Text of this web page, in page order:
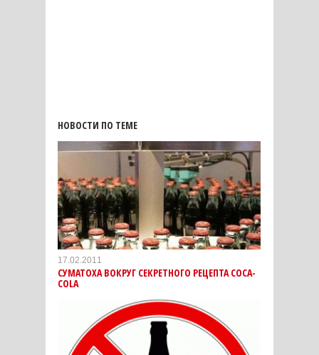
НОВОСТИ ПО ТЕМЕ
17.02.2011
СУМАТОХА ВОКРУГ СЕКРЕТНОГО РЕЦЕПТА COCA-
COLA